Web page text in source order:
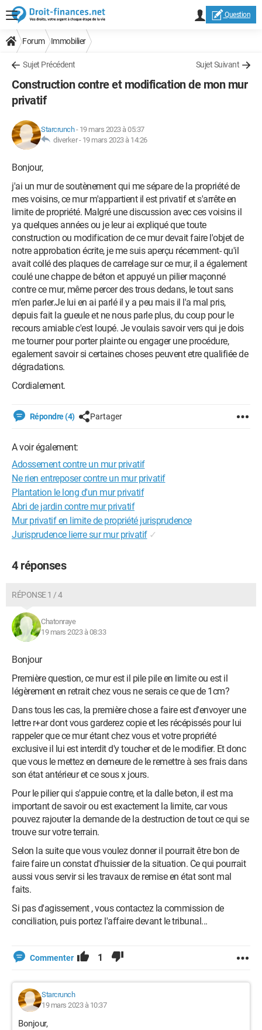
Question
Forum Immobilier
Sujet Précédent Sujet Suivant
Construction contre et modification de mon mur
privatif
Starcrunch- 19 mars 2023 à 05:37
diverker - 19 mars 2023 à 14:26
Bonjour,
j'ai un mur de soutènement qui me sépare de la propriété de
mes voisins, ce mur m'appartient il est privatif et s'arrête en
limite de propriété. Malgré une discussion avec ces voisins il
ya quelques années ou je leur ai expliqué que toute
construction ou modification de ce mur devait faire l'objet de
notre approbation écrite, je me suis aperçu récemment- qu'il
avait collé des plaques de carrelage sur ce mur, il a également
coulé une chappe de béton et appuyé un pilier maçonné
contre ce mur, même percer des trous dedans, le tout sans
m'en parler.Je lui en ai parlé il y a peu mais il l'a mal pris,
depuis fait la gueule et ne nous parle plus, du coup pour le
recours amiable c'est loupé. Je voulais savoir vers qui je dois
me tourner pour porter plainte ou engager une procédure,
egalement savoir si certaines choses peuvent etre qualifiée de
dégradations.
Cordialement.
Répondre (4) Partager
A voir également:
Adossement contre un mur privatif
Ne rien entreposer contre un mur privatif
Plantation le long d'un mur privatif
Abri de jardin contre mur privatif
Mur privatif en limite de propriété jurisprudence
Jurisprudence lierre sur mur privatif ✓
4 réponses
RÉPONSE 1 / 4
Chatonraye
19 mars 2023 à 08:33
Bonjour
Première question, ce mur est il pile pile en limite ou est il
légèrement en retrait chez vous ne serais ce que de 1cm?
Dans tous les cas, la première chose a faire est d'envoyer une
lettre r+ar dont vous garderez copie et les récépissés pour lui
rappeler que ce mur étant chez vous et votre propriété
exclusive il lui est interdit d'y toucher et de le modifier. Et donc
que vous le mettez en demeure de le remettre à ses frais dans
son état antérieur et ce sous x jours.
Pour le pilier qui s'appuie contre, et la dalle beton, il est ma
important de savoir ou est exactement la limite, car vous
pouvez rajouter la demande de la destruction de tout ce qui se
trouve sur votre terrain.
Selon la suite que vous voulez donner il pourrait être bon de
faire faire un constat d'huissier de la situation. Ce qui pourrait
aussi vous servir si les travaux de remise en état sont mal
faits.
Si pas d'agissement , vous contactez la commission de
conciliation, puis portez l'affaire devant le tribunal...
Commenter 1
Starcrunch
19 mars 2023 à 10:37
Bonjour,